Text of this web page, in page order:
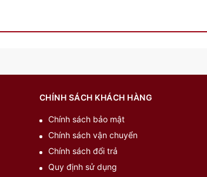
CHÍNH SÁCH KHÁCH HÀNG
Chính sách bảo mật
Chính sách vận chuyển
Chính sách đổi trả
Quy định sử dụng